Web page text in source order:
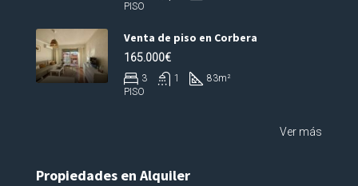
PISO
Venta de piso en Corbera
165.000€
3 1 83m²
PISO
Ver más
Propiedades en Alquiler